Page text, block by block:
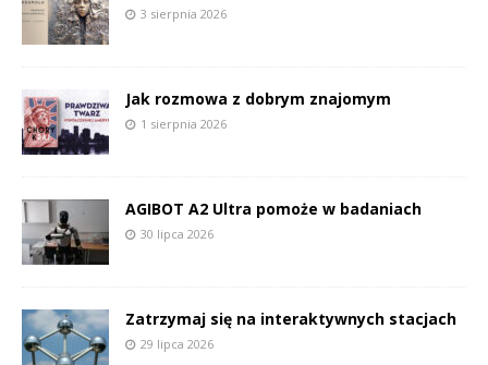
3 sierpnia 2026
Jak rozmowa z dobrym znajomym
1 sierpnia 2026
AGIBOT A2 Ultra pomoże w badaniach
30 lipca 2026
Zatrzymaj się na interaktywnych stacjach
29 lipca 2026